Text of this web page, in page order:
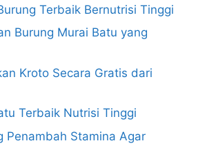
Terbaik Bernutrisi Tinggi
Burung Murai Batu yang
Kroto Secara Gratis dari
Terbaik Nutrisi Tinggi
Penambah Stamina Agar